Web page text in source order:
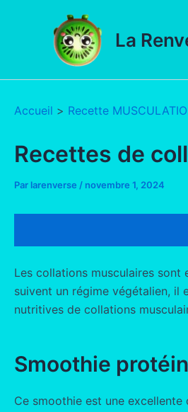
La
Accueil Recette
Recettes de
Par larenverse / novembre 1, 2024
Les collations musculaires
suivent un régime végétalien, il
nutritives de collations
Smoothie
Ce smoothie est une